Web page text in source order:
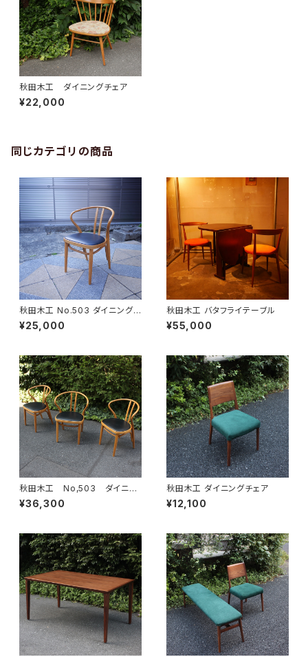
秋田木工 ダイニングチェア
¥22,000
同じカテゴリの商品
秋田木工 No.503 ダイニングチ
ェア
¥25,000
秋田木工 バタフライテーブル
¥55,000
秋田木工 No,503 ダイニン
グチェア①
¥36,300
秋田木工 ダイニングチェア
¥12,100